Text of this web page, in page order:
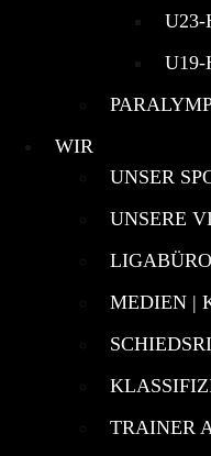
U23-
U19-
WIR
UNSER
UNSERE
LIGABÜRO
MEDIEN |
TRAINER